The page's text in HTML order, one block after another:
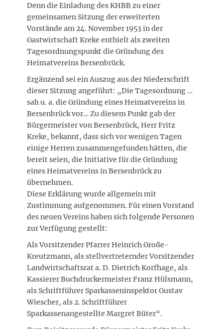
Denn die Einladung des KHBB zu einer
gemeinsamen Sitzung der erweiterten
Vorstände am 24. November 1953 in der
Gastwirtschaft Kreke enthielt als zweiten
Tagesordnungspunkt die Gründung des
Heimatvereins Bersenbrück.
Ergänzend sei ein Auszug aus der Niederschrift
dieser Sitzung angeführt: „Die Tagesordnung …
sah u. a. die Gründung eines Heimatvereins in
Bersenbrück vor… Zu diesem Punkt gab der
Bürgermeister von Bersenbrück, Herr Fritz
Kreke, bekannt, dass sich vor wenigen Tagen
einige Herren zusammengefunden hätten, die
bereit seien, die Initiative für die Gründung
eines Heimatvereins in Bersenbrück zu
übernehmen.
Diese Erklärung wurde allgemein mit
Zustimmung aufgenommen. Für einen Vorstand
des neuen Vereins haben sich folgende Personen
zur Verfügung gestellt:
Als Vorsitzender Pfarrer Heinrich Große-
Kreutzmann, als stellvertreternder Vorsitzender
Landwirtschaftsrat a. D. Dietrich Korfhage, als
Kassierer Buchdruckermeister Franz Hülsmann,
als Schriftführer Sparkasseninspektor Gustav
Wiescher, als 2. Schriftführer
Sparkassenangestellte Margret Büter“.